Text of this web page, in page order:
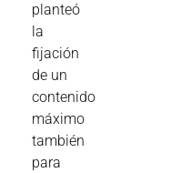
planteó
la
fijación
de un
contenido
máximo
también
para